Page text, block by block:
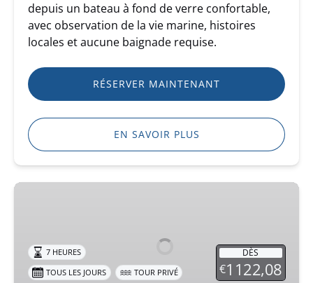
depuis un bateau à fond de verre confortable,
avec observation de la vie marine, histoires
locales et aucune baignade requise.
RÉSERVER MAINTENANT
EN SAVOIR PLUS
Combo
eco-
DÈS
€1122,08
7 HEURES
TOUS LES JOURS
TOUR PRIVÉ